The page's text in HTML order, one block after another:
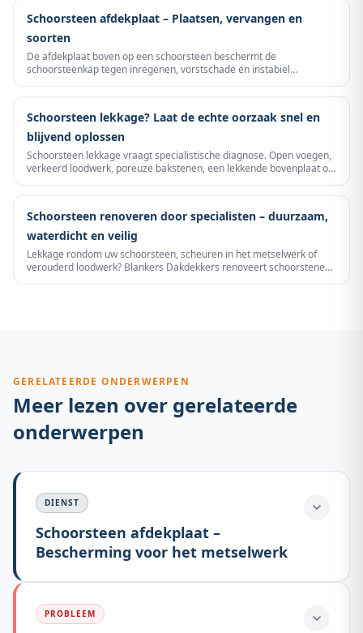
Schoorsteen afdekplaat – Plaatsen, vervangen en
soorten
De afdekplaat boven op een schoorsteen beschermt de
schoorsteenkap tegen inregenen, vorstschade en instabiel
veelvoorkomende oorzaak van schoorsteenlekkage.
Schoorsteen lekkage? Laat de echte oorzaak snel en
blijvend oplossen
Schoorsteen lekkage vraagt specialistische diagnose. Open voegen,
verkeerd loodwerk, poreuze bakstenen, een lekkende bovenplaat of
omliggende dak naar binnen trekken. Blankers Dakdekkers spoort
zonder oppervlakkig oplapwerk.
Schoorsteen renoveren door specialisten – duurzaam,
waterdicht en veilig
Lekkage rondom uw schoorsteen, scheuren in het metselwerk of
verouderd loodwerk? Blankers Dakdekkers renoveert schoorstenen
GERELATEERDE ONDERWERPEN
Meer lezen over gerelateerde
onderwerpen
DIENST
Schoorsteen afdekplaat –
Bescherming voor het metselwerk
PROBLEEM